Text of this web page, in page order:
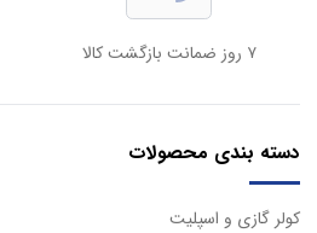
۷ روز ضمانت بازگشت کالا
دسته بندی محصولات
كولر گازی و اسپليت